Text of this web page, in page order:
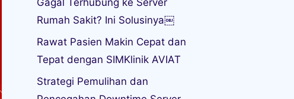
Gagal Terhubung ke Server
Rumah Sakit? Ini Solusinya￼
Rawat Pasien Makin Cepat dan
Tepat dengan SIMKlinik AVIAT
Strategi Pemulihan dan